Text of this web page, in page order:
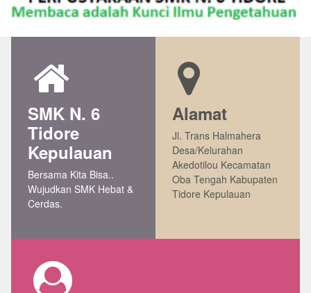
SMK N. 6
Tidore
Kepulauan
Bersama Kita Bisa..
Wujudkan SMK Hebat &
Cerdas.
Alamat
Jl. Trans Halmahera
Desa/Kelurahan
Akedotilou Kecamatan
Oba Tengah Kabupaten
Tidore Kepulauan